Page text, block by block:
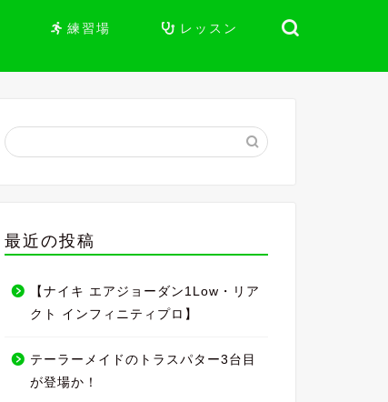
練習場 レッスン
最近の投稿
【ナイキ エアジョーダン1Low・リア
クト インフィニティプロ】
テーラーメイドのトラスパター3台目
が登場か！